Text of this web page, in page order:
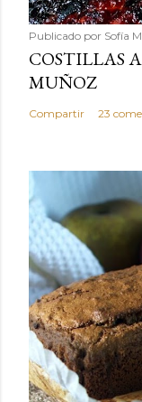
Publicado por Sofía
COSTILLAS
MUÑOZ
Compartir 23